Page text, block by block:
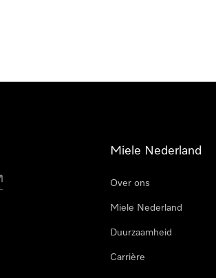
Miele Nederland
Over ons
Miele Nederland
Duurzaamheid
Carrière